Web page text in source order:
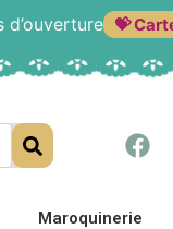
d’ouverture 💝
Maroquinerie